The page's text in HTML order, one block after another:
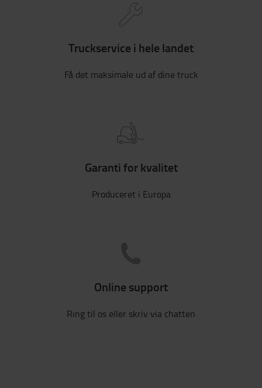
Truckservice i hele landet
Få det maksimale ud af dine truck
Garanti for kvalitet
Produceret i Europa
Online support
Ring til os eller skriv via chatten